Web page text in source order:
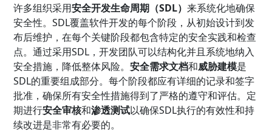
许多组织采用安全开发生命周期（SDL）来系统化地确保
安全性。SDL覆盖软件开发的每个阶段，从初始设计到发
布后维护，在每个关键阶段都包含特定的安全实践和检查
点。通过采用SDL，开发团队可以结构化并且系统地纳入
安全措施，降低整体风险。安全需求文档和威胁建模是
SDL的重要组成部分。每个阶段都应有详细的记录和签字
批准，确保所有安全性措施得到了严格的遵守和评估。定
期进行安全审核和渗透测试以确保SDL执行的有效性和持
续改进是非常有必要的。